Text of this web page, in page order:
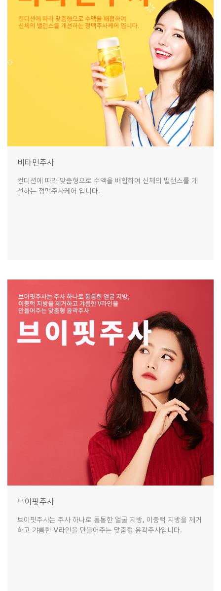
비타민주사
컨디션에 따라 맞춤형으로 수액을 배합하여 신체의 밸런스를 개
선하는 정맥주사케어 입니다.
브이핏주사
브이핏주사는 주사 하나로 통통한 얼굴 지방, 이중턱 지방을 제거
하고 갸름한 V라인을 만들어주는 맞춤형 윤곽주사입니다.